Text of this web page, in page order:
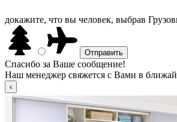
докажите, что вы человек, выбрав
Спасибо за Ваше сообщение!
Наш менеджер свяжется с Вами в